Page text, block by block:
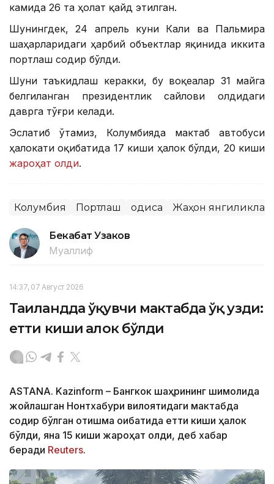
камида 26 та ҳолат қайд этилган.
Шунингдек, 24 апрель куни Кали ва Пальмира
шаҳарларидаги ҳарбий объектлар яқинида иккита
портлаш содир бўлди.
Шуни таъкидлаш керакки, бу воқеалар 31 майга
белгиланган президентлик сайлови олдидаги
даврга тўғри келади.
Эслатиб ўтамиз, Колумбияда мактаб автобуси
ҳалокати оқибатида 17 киши ҳалок бўлди, 20 киши
жароҳат олди.
Колумбия Портлаш Ҳодиса Жаҳон
Бекабат Узаков
Муаллиф
14:37, 07 Август 2026
Таиландда ўқувчи мактабда ўқ узди:
етти киши ҳалок бўлди
ASTANA. Kazinform – Бангкок шаҳрининг шимолида
жойлашган Нонтхабури вилоятидаги мактабда
содир бўлган отишма оқибатида етти киши ҳалок
бўлди, яна 15 киши жароҳат олди, деб хабар
беради Reuters.